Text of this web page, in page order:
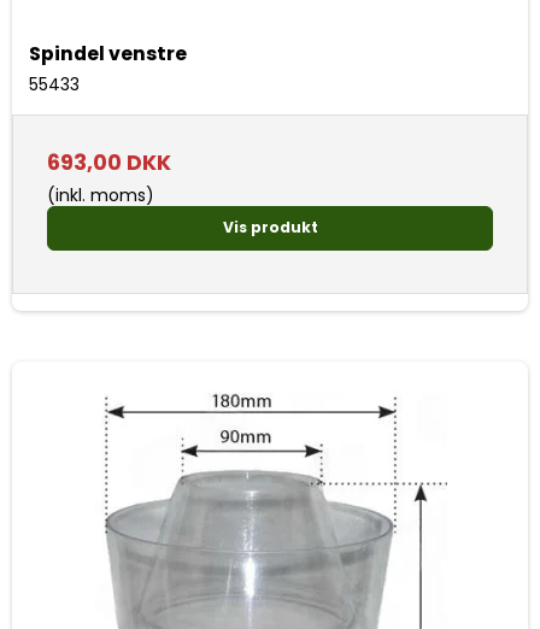
Spindel venstre
55433
693,00 DKK
(inkl. moms)
Vis produkt